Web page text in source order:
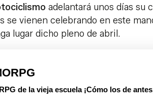
adelantará unos días su
vienen celebrando en este
lugar dicho pleno de abril.
de la vieja escuela ¡Cómo los de